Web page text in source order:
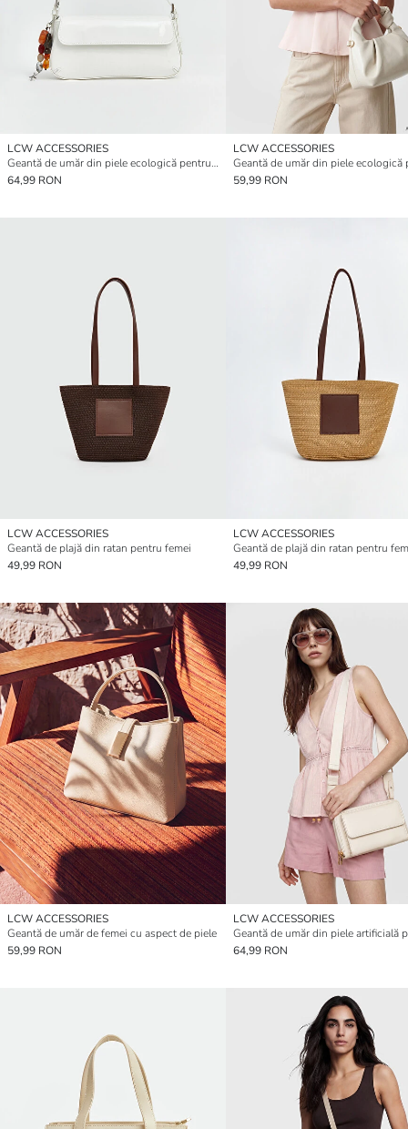
LCW ACCESSORIES
Geantă de umăr din piele ecologică pentru femei
64,99 RON
LCW ACCESSORIES
59,99 RON
LCW ACCESSORIES
Geantă de plajă din ratan pentru femei
49,99 RON
LCW ACCESSORIES
Geantă de plajă din ratan pentru
49,99 RON
LCW ACCESSORIES
Geantă de umăr de femei cu aspect de piele
59,99 RON
LCW ACCESSORIES
64,99 RON